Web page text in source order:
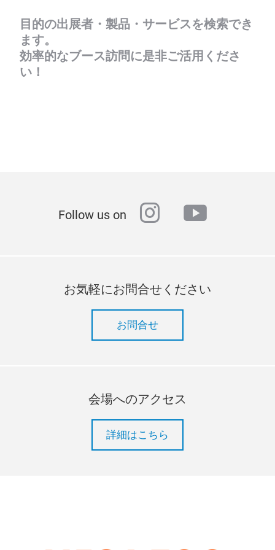
目的の出展者・製品・サービスを検索でき
ます。
効率的なブース訪問に是非ご活用くださ
い！
Follow us on instagram
youtube
お気軽にお問合せください
お問合せ
会場へのアクセス
詳細はこちら